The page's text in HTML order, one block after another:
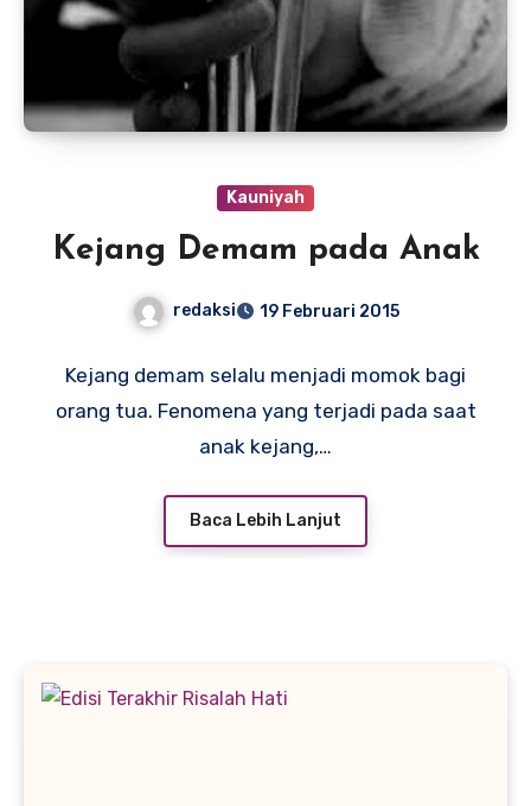
Kauniyah
Kejang Demam pada Anak
redaksi 19 Februari 2015
Kejang demam selalu menjadi momok bagi
orang tua. Fenomena yang terjadi pada saat
anak kejang,…
Baca Lebih Lanjut